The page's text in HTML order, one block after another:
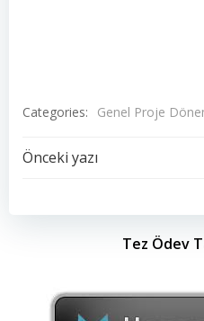
Categories: Genel Proje
Yazı
dolaşımı
Önceki yazı
Tez Ödev